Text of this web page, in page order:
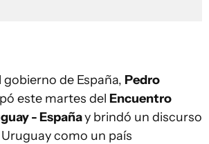
de España, Pedro
este martes del Encuentro
- Españay brindó un discurso
como un país